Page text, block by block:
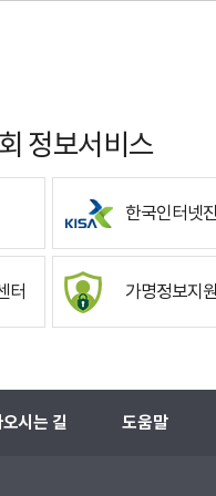
정보서비스
한국인터넷
터 가명정보지
시는 길 도움말